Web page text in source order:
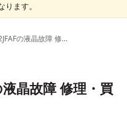
ます。
NEC PC-GN212JFAFの液晶故障 修理・買取
晶故障 修理・買